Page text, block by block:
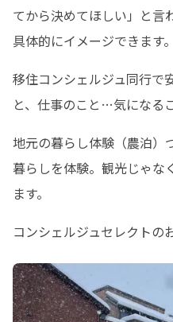
てから決めてほしい」と言
具体的にイメージできます。
移住コンシェルジュ同行で
と、仕事のこと…気になる
地元の暮らし体験（農泊）
暮らしを体験。観光じゃな
ます。
コンシェルジュセレクトの